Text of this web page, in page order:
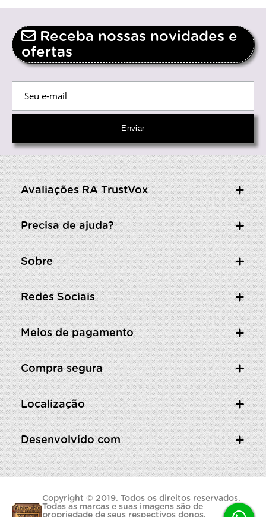
Receba nossas novidades e
ofertas
Avaliações RA TrustVox
Precisa de ajuda?
Sobre
Redes Sociais
Meios de pagamento
Compra segura
Localização
Desenvolvido com
Copyright © 2019. Todos os direitos reservados.
Todas as marcas e suas imagens são de
propriedade de seus respectivos donos.